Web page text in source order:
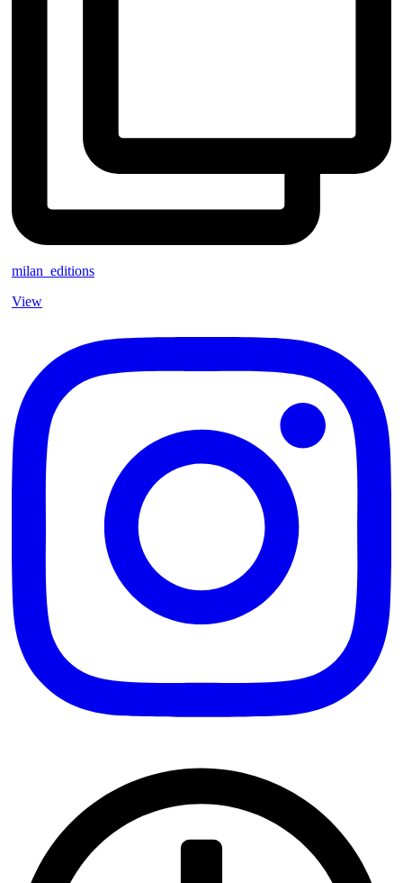
milan_editions
View